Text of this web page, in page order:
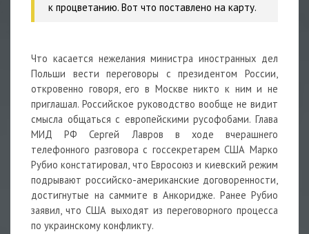
к процветанию. Вот что поставлено на карту.
Что касается нежелания министра иностранных дел
Польши вести переговоры с президентом России,
откровенно говоря, его в Москве никто к ним и не
приглашал. Российское руководство вообще не видит
смысла общаться с европейскими русофобами. Глава
МИД РФ Сергей Лавров в ходе вчерашнего
телефонного разговора с госсекретарем США Марко
Рубио констатировал, что Евросоюз и киевский режим
подрывают российско-американские договоренности,
достигнутые на саммите в Анкоридже. Ранее Рубио
заявил, что США выходят из переговорного процесса
по украинскому конфликту.